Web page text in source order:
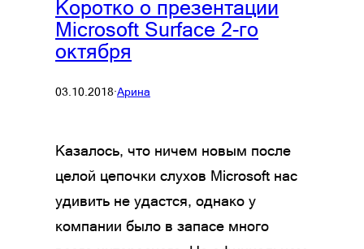
Коротко о презентации
Microsoft Surface 2-го
октября
03.10.2018·Арина
Казалось, что ничем новым после
целой цепочки слухов Microsoft нас
удивить не удастся, однако у
компании было в запасе много